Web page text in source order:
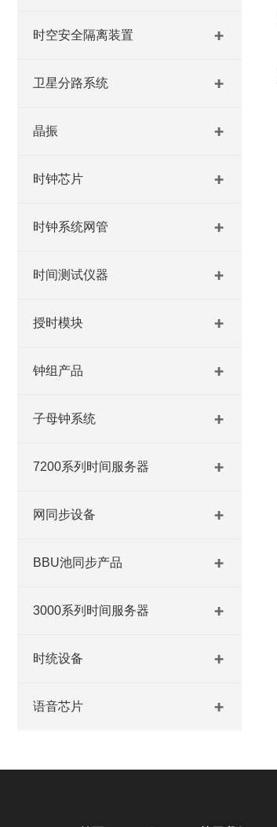
时空安全隔离装置
卫星分路系统
晶振
时钟芯片
时钟系统网管
时间测试仪器
授时模块
钟组产品
子母钟系统
7200系列时间服务器
网同步设备
BBU池同步产品
3000系列时间服务器
时统设备
语音芯片